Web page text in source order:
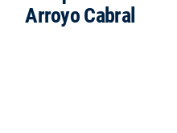
Arroyo Cabral